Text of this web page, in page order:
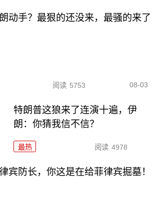
动手？最狠的还没来，最骚的来了
阅读 5753 08-03
特朗普这狼来了连演十遍，伊
朗：你猜我信不信？
最热 阅读 4978
宾防长，你这是在给菲律宾掘墓！